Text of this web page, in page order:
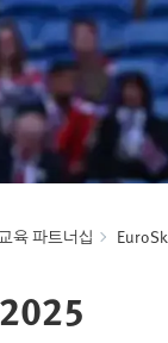
육 파트너십